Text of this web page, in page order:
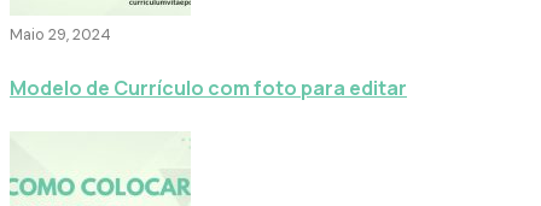
Maio 29, 2024
Modelo de Currículo com foto para editar